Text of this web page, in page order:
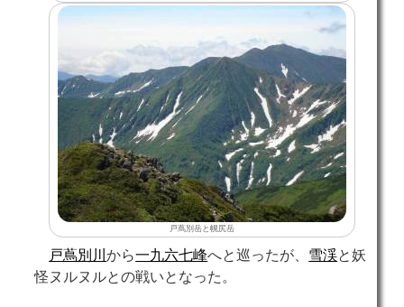
戸蔦別岳と幌尻岳
戸蔦別川から一九六七峰へと巡ったが、 雪渓と妖
怪ヌルヌルとの戦いとなった。